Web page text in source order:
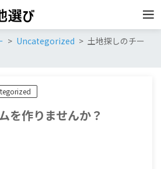
Uncategorized
土地探しのチー
を作りませんか？